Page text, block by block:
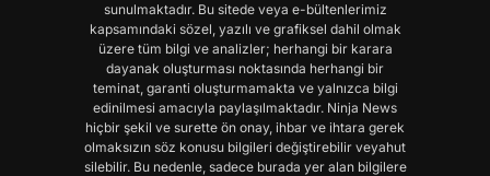
sunulmaktadır. Bu sitede veya e-bültenlerimiz
kapsamındaki sözel, yazılı ve grafiksel dahil olmak
üzere tüm bilgi ve analizler; herhangi bir karara
dayanak oluşturması noktasında herhangi bir
teminat, garanti oluşturmamakta ve yalnızca bilgi
edinilmesi amacıyla paylaşılmaktadır. Ninja News
hiçbir şekil ve surette ön onay, ihbar ve ihtara gerek
olmaksızın söz konusu bilgileri değiştirebilir veyahut
silebilir. Bu nedenle, sadece burada yer alan bilgilere